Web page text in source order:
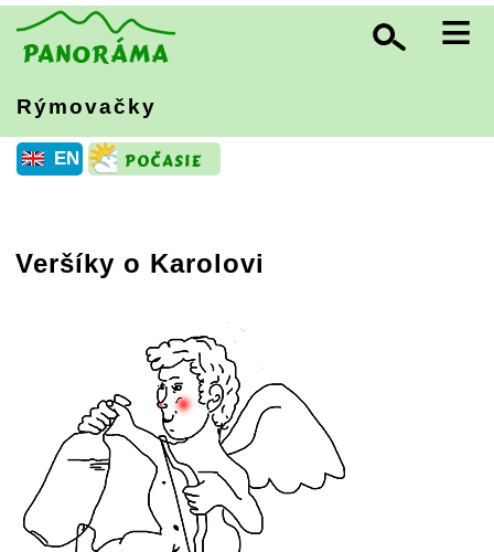
≡
Rýmovačky
EN
Veršíky o Karolovi